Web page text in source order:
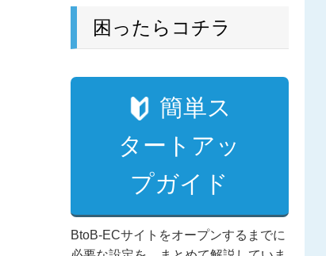
困ったらコチラ
簡単ス
タートアッ
プガイド
BtoB-ECサイトをオープンするまでに